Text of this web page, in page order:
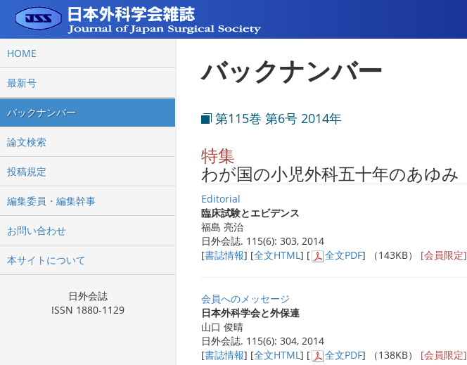
HOME
最新号
バックナンバー
論文検索
投稿規定
編集委員・編集幹事
お問い合わせ
本サイトについて
日外会誌
ISSN 1880-1129
バックナンバー
第115巻 第6号 2014年
特集
わが国の小児外科五十年のあゆみ
Editorial
臨床試験とエビデンス
福島 亮治
日外会誌. 115(6): 303, 2014
[書誌情報] [全文HTML] [ 全文PDF] （143KB） [会員限定]
会員へのメッセージ
日本外科学会と外保連
山口 俊晴
日外会誌. 115(6): 304, 2014
[書誌情報] [全文HTML ] [ 全文PDF] （138KB） [会員限定]